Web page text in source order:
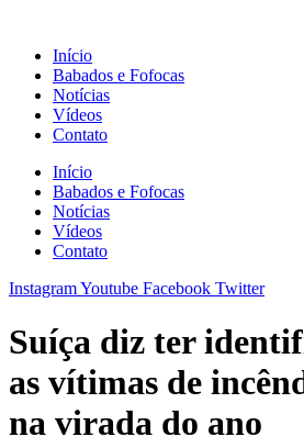
conteúdo
Início
Babados e Fofocas
Notícias
Vídeos
Contato
Início
Babados e Fofocas
Notícias
Vídeos
Contato
InstagramYoutube Facebook Twitter
Suíça diz ter
as vítimas de
na virada do ano